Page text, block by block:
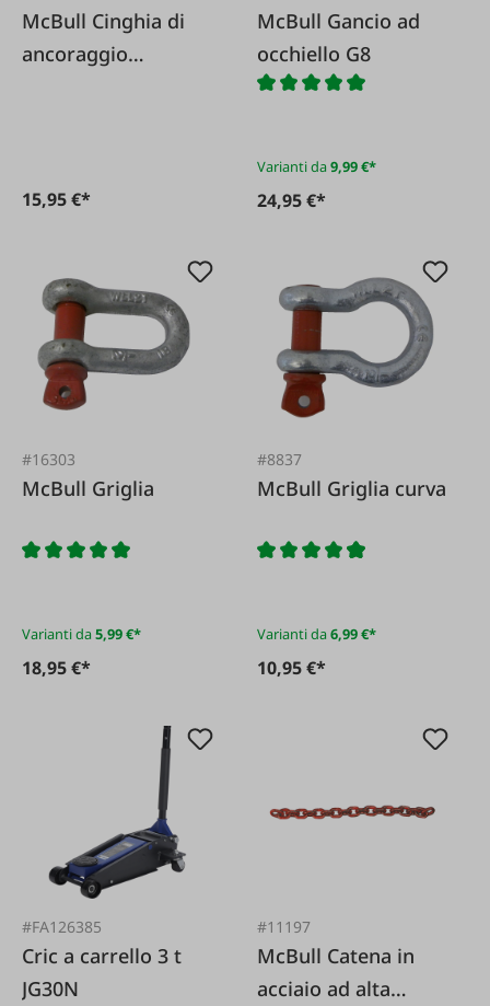
McBull Cinghia di
ancoraggio
15,95 €*
McBull Gancio ad
occhiello G8
Varianti da9,99 €*
24,95 €*
#16303
McBull Griglia
Varianti da5,99 €*
18,95 €*
#8837
McBull Griglia curva
Varianti da6,99 €*
10,95 €*
#FA126385
Cric a carrello 3 t
JG30N
#11197
McBull Catena in
acciaio ad alta